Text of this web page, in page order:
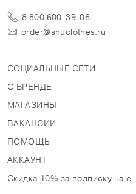
8 800 600-39-06
order@shuclothes.ru
СОЦИАЛЬНЫЕ СЕТИ
О БРЕНДЕ
МАГАЗИНЫ
ВАКАНСИИ
ПОМОЩЬ
АККАУНТ
Скидка 10% за подписку на